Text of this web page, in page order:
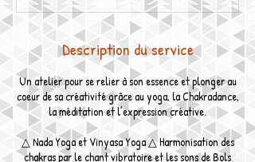
Description du service
Un atelier pour se relier à son essence et plonger au
coeur de sa créativité grâce au yoga, la Chakradance,
la méditation et l’expression créative.
△ Nada Yoga et Vinyasa Yoga △ Harmonisation des
chakras par le chant vibratoire et les sons de Bols